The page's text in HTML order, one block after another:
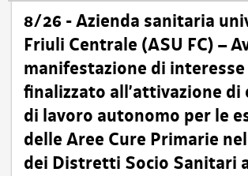
8/26 - Azienda sanitaria
Friuli Centrale (ASU FC) –
manifestazione di interesse
finalizzato all’attivazione
di lavoro autonomo per le
delle Aree Cure Primarie
dei Distretti Socio Sanitari